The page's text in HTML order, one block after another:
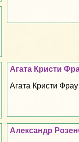
Агата Кристи
Агата Кристи
Александр